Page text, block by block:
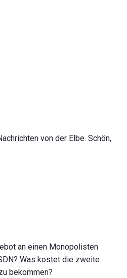
von der Elbe. Schön,
an einen Monopolisten
Was kostet die zweite
bekommen?